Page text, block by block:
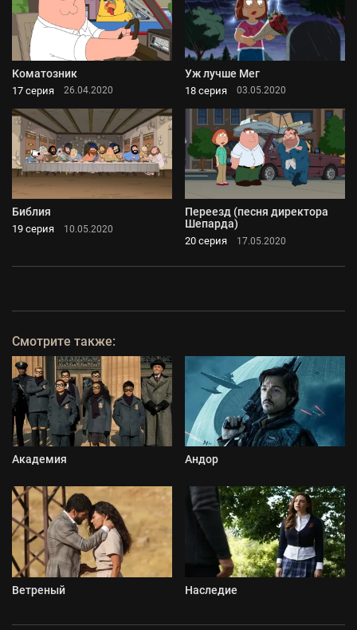
Коматозник
17 серия 26.04.2020
Уж лучше Мег
18 серия 03.05.2020
Библия
19 серия 10.05.2020
Переезд (песня директора
Шепарда)
20 серия 17.05.2020
Смотрите также:
Академия Андор
Ветреный Наследие